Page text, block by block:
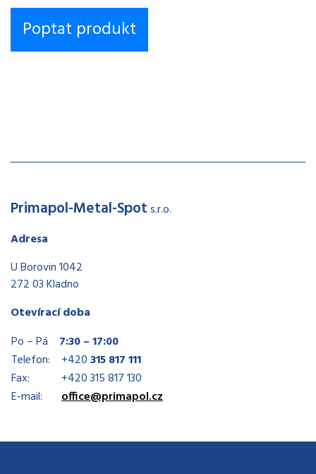
Primapol-Metal-Spots.r.o.
Adresa
U Borovin 1042
272 03 Kladno
Otevírací doba
Po – Pá
7:30 – 17:00
Telefon:
+420315 817 111
Fax:
+420 315 817 130
E-mail:
office@primapol.cz